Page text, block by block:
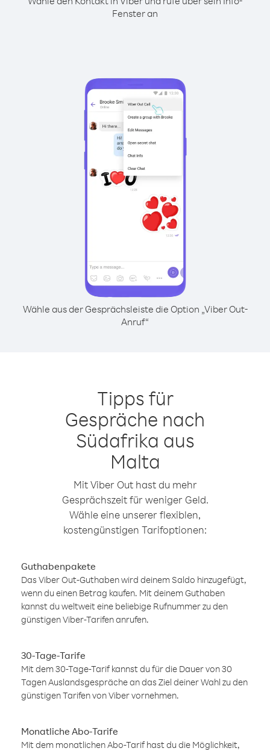
Fenster an
Wähle aus der Gesprächsleiste die Option „Viber Out-
Anruf“
Tipps für
Gespräche nach
Südafrika aus
Malta
Mit Viber Out hast du mehr
Gesprächszeit für weniger Geld.
Wähle eine unserer flexiblen,
kostengünstigen Tarifoptionen:
Guthabenpakete
Das Viber Out-Guthaben wird deinem Saldo hinzugefügt,
wenn du einen Betrag kaufen. Mit deinem Guthaben
kannst du weltweit eine beliebige Rufnummer zu den
günstigen Viber-Tarifen anrufen.
30-Tage-Tarife
Mit dem 30-Tage-Tarif kannst du für die Dauer von 30
Tagen Auslandsgespräche an das Ziel deiner Wahl zu den
günstigen Tarifen von Viber vornehmen.
Monatliche Abo-Tarife
Mit dem monatlichen Abo-Tarif hast du die Möglichkeit,